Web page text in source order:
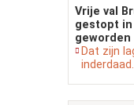
Vrije val
gestopt in
geworden
Dat zijn